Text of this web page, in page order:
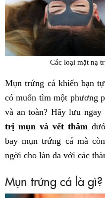
Các loại mặt nạ
Mụn trứng cá khiến bạn
có muốn tìm một phương
và an toàn? Hãy lưu
trị mụn và vết thâm
bay mụn trứng cá mà
ngời cho làn da với các
Mụn trứng cá là gì?